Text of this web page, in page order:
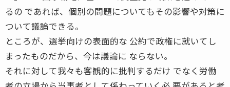
るの であれば、個別の問題についてもその影響や対策に
ついて議論できる。
ところが、選挙向けの表面的な 公約で政権に就いてし
まったものだから、今は議論に ならない。
それに対して我々も客観的に批判するだけ でなく労働